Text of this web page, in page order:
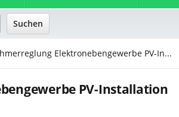
Elektronebengewerbe PV-In...
PV-Installation